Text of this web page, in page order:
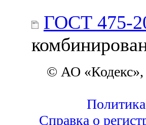
ГОСТ 475-
© АО «Кодекс»,
Справка о